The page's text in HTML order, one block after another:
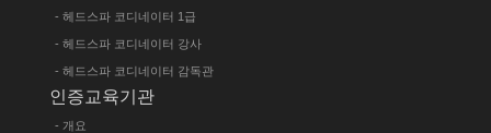
- 헤드스파 코디네이터 1급
- 헤드스파 코디네이터 강사
- 헤드스파 코디네이터 감독관
인증교육기관
- 개요